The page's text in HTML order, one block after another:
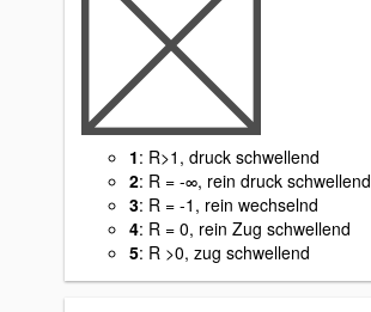
1: R>1, druck schwellend
2: R = -∞, rein druck schwellend
3: R = -1, rein wechselnd
4: R = 0, rein Zug schwellend
5: R >0, zug schwellend